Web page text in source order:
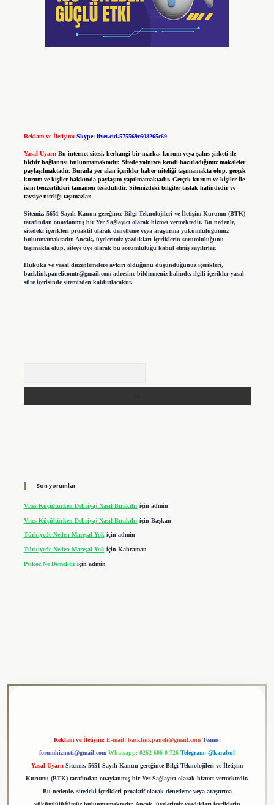
Reklam ve İletişim: Skype: live:.cid.575569c608265c69
Yasal Uyarı: Bu internet sitesi, herhangi bir marka, kurum veya şahıs şirketi ile
hiçbir bağlantısı bulunmamaktadır. Sitede yalnızca kendi hazırladığımız makaleler
paylaşılmaktadır. Burada yer alan içerikler haber niteliği taşımamakta olup, gerçek
kurum ve kişiler hakkında paylaşım yapılmamaktadır. Gerçek kurum ve kişiler ile
isim benzerlikleri tamamen tesadüfidir. Sitemizdeki bilgiler taslak halindedir ve
tavsiye niteliği taşımazlar.
Sitemiz, 5651 Sayılı Kanun gereğince Bilgi Teknolojileri ve İletişim Kurumu (BTK)
tarafından onaylanmış bir Yer Sağlayıcı olarak hizmet vermektedir. Bu nedenle,
sitedeki içerikleri proaktif olarak denetleme veya araştırma yükümlülüğümüz
bulunmamaktadır. Ancak, üyelerimiz yazdıkları içeriklerin sorumluluğunu
taşımakta olup, siteye üye olarak bu sorumluluğu kabul etmiş sayılırlar.
Hukuka ve yasal düzenlemelere aykırı olduğunu düşündüğünüz içerikleri,
backlinkpanelicomtr@gmail.comadresine bildirmeniz halinde, ilgili içerikler yasal
süre içerisinde sitemizden kaldırılacaktır.
Son yorumlar
Vites Küçültürken Debriyaj Nasıl Bırakılıriçin admin
Vites Küçültürken Debriyaj Nasıl Bırakılıriçin Başkan
Türkiyede Neden Mareşal Yokiçin admin
Türkiyede Neden Mareşal Yok için Kahraman
Psikoz Ne Demektiriçin admin
Reklam ve İletişim: E-mail: backlinkpaneli@gmail.com Teams:
forumhizmeti@gmail.com Whatsapp: 0262 606 0 726 Telegram: @karabul
Yasal Uyarı: Sitemiz, 5651 Sayılı Kanun gereğince Bilgi Teknolojileri ve İletişim
Kurumu (BTK) tarafından onaylanmış bir Yer Sağlayıcı olarak hizmet vermektedir.
Bu nedenle, sitedeki içerikleri proaktif olarak denetleme veya araştırma